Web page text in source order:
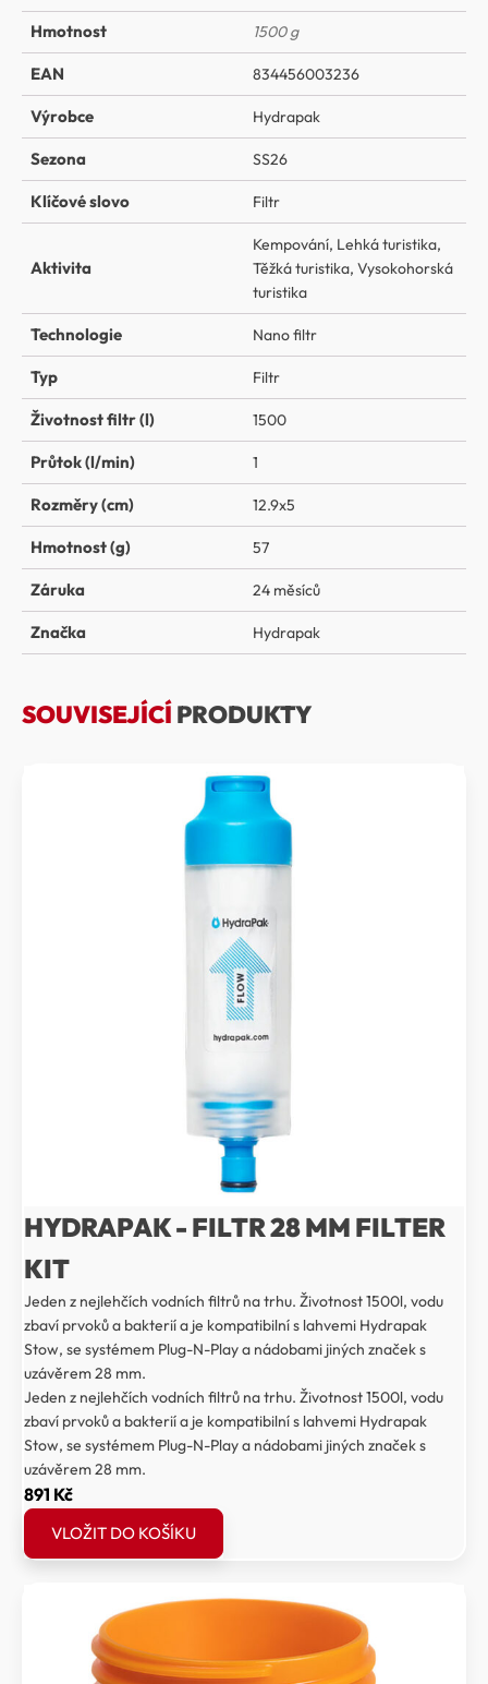
Hmotnost 1500 g
EAN 834456003236
Výrobce Hydrapak
Sezona SS26
Klíčové slovo Filtr
Aktivita
Kempování, Lehká turistika,
Těžká turistika, Vysokohorská
turistika
Technologie Nano filtr
Typ Filtr
Životnost filtr (l) 1500
Průtok (l/min) 1
Rozměry (cm) 12.9x5
Hmotnost (g) 57
Záruka 24 měsíců
Značka Hydrapak
SOUVISEJÍCÍ PRODUKTY
HYDRAPAK - FILTR 28 MM FILTER
KIT
Jeden z nejlehčích vodních filtrů na trhu. Životnost 1500l, vodu
zbaví prvoků a bakterií a je kompatibilní s lahvemi Hydrapak
Stow, se systémem Plug-N-Play a nádobami jiných značek s
uzávěrem 28 mm.
Jeden z nejlehčích vodních filtrů na trhu. Životnost 1500l, vodu
zbaví prvoků a bakterií a je kompatibilní s lahvemi Hydrapak
Stow, se systémem Plug-N-Play a nádobami jiných značek s
uzávěrem 28 mm.
891 Kč
VLOŽIT DO KOŠÍKU